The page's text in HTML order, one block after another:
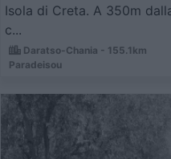
Isola di Creta. A 350m
c...
Daratso-Chania - 155.1km
Paradeisou